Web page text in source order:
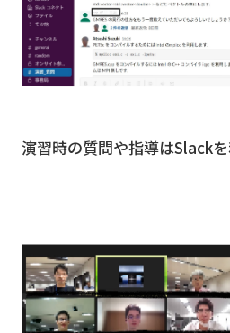
演習時の質問や指導はSlack